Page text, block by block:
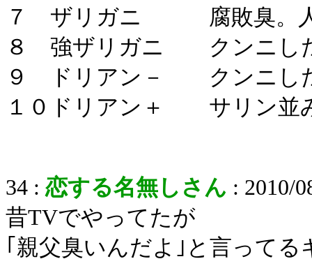
７ ザリガニ 腐敗臭。人
８ 強ザリガニ クンニした
９ ドリアン－ クンニした
１０ドリアン＋ サリン並
34 : 恋する名無しさん : 2010/
昔TVでやってたが
｢親父臭いんだよ｣と言って